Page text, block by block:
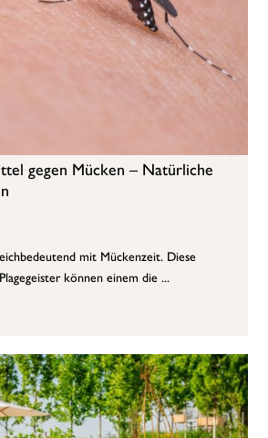
gegen Mücken – Natürliche
mit Mückenzeit. Diese
können einem die ...